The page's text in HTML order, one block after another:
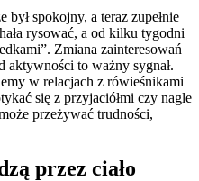
był spokojny, a teraz zupełnie
rysować, a od kilku tygodni
Zmiana zainteresowań
aktywności to ważny sygnał.
w relacjach z rówieśnikami
się z przyjaciółmi czy nagle
przeżywać trudności,
przez ciało